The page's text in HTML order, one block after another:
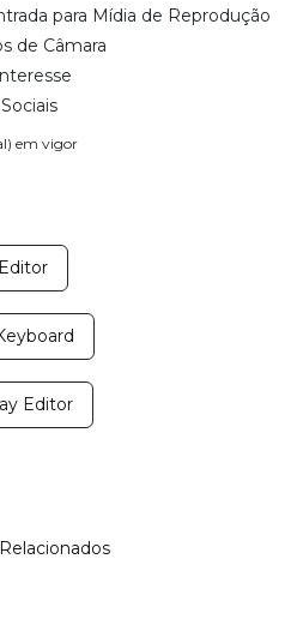
para Mídia de Reprodução
de Câmara
em vigor
Editor